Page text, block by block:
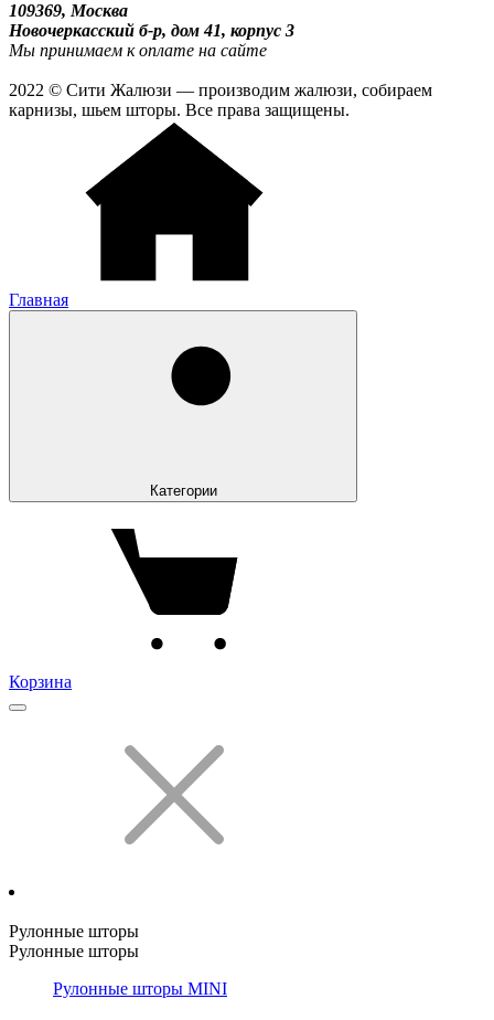
109369, Москва
Новочеркасский б-р, дом 41, корпус 3
Мы принимаем к оплате на сайте
2022 © Сити Жалюзи — производим жалюзи, собираем
карнизы, шьем шторы. Все права защищены.
Главная
Категории
Корзина
Рулонные шторы
Рулонные шторы
Рулонные шторы MINI